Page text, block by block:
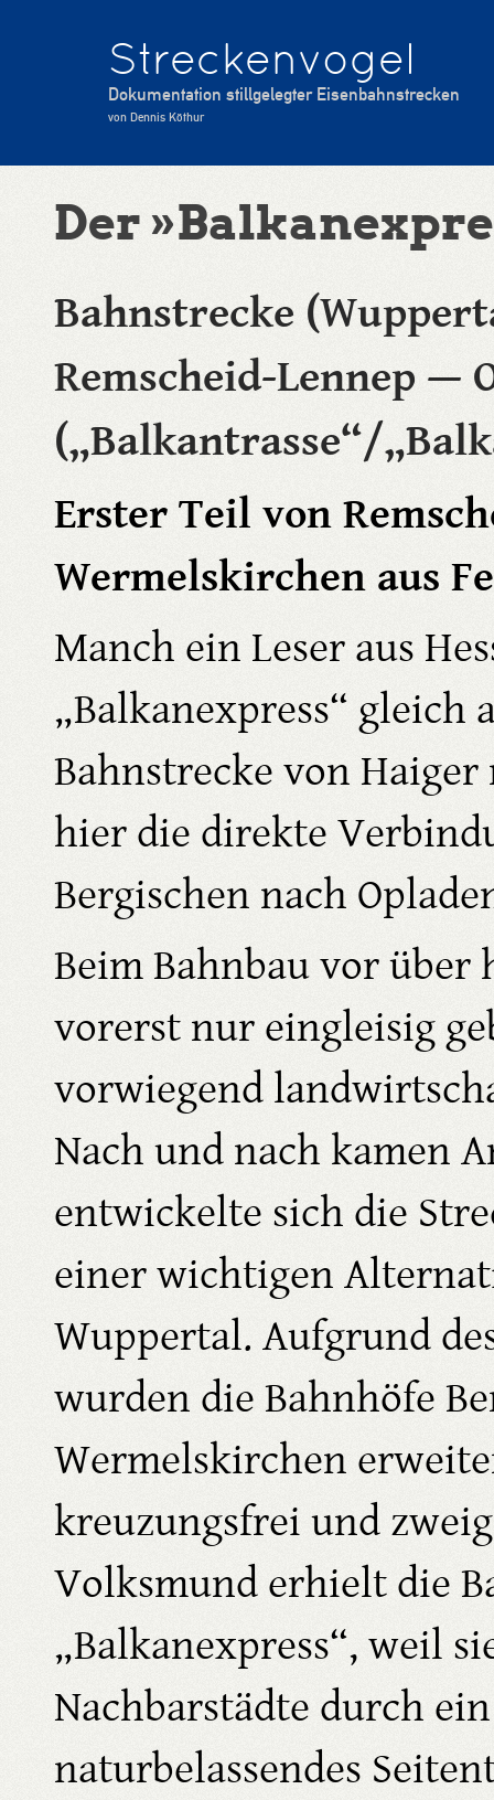
Streckenvogel
Dokumentation stillgelegter Eisenbahnstrecken
von Dennis Köthur
Der
Bahnstrecke
Remscheid-Lennep —
(„Balkantrasse“/
Erster Teil von
Wermelskirchen aus
Manch ein Leser aus
„Balkanexpress“ gleich
Bahnstrecke von
hier die direkte
Bergischen nach
Beim Bahnbau vor
vorerst nur eingleisig
vorwiegend
Nach und nach kamen
entwickelte sich die
einer wichtigen
Wuppertal. Aufgrund
wurden die Bahnhöfe
Wermelskirchen
kreuzungsfrei und
Volksmund erhielt die
„Balkanexpress“, weil
Nachbarstädte durch
naturbelassendes